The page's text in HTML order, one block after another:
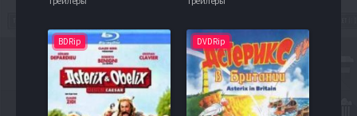
BDRip DVDRip